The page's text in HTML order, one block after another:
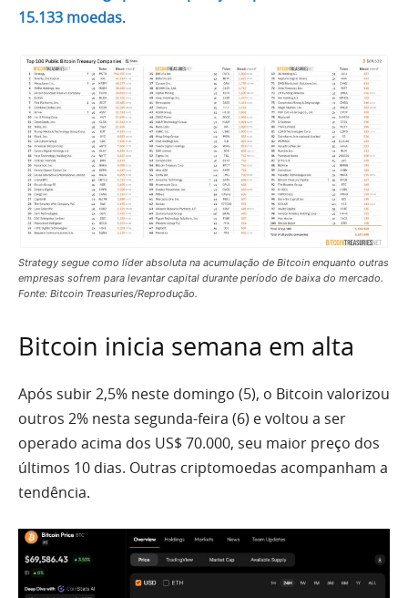
15.133 moedas.
Strategy segue como líder absoluta na acumulação de Bitcoin enquanto outras
empresas sofrem para levantar capital durante período de baixa do mercado.
Fonte: Bitcoin Treasuries/Reprodução.
Bitcoin inicia semana em alta
Após subir 2,5% neste domingo (5), o Bitcoin valorizou
outros 2% nesta segunda-feira (6) e voltou a ser
operado acima dos US$ 70.000, seu maior preço dos
últimos 10 dias. Outras criptomoedas acompanham a
tendência.